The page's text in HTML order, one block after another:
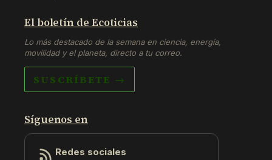
El boletín de Ecoticias
Lo más destacado de la semana en ciencia, energía,
movilidad y el planeta, directo a tu correo.
SUSCRÍBETE →
Síguenos en
Redes sociales